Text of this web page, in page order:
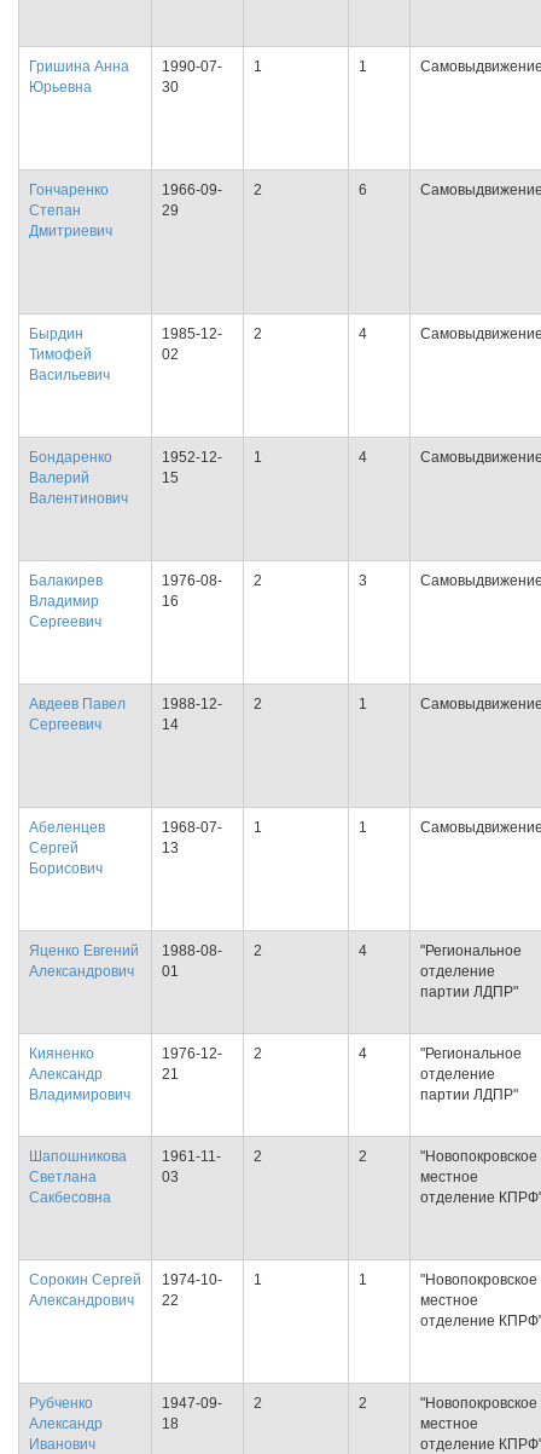
Гришина Анна
Юрьевна
1990-07-
30
1 1
Гончаренко
Степан
Дмитриевич
1966-09-
29
2 6
Бырдин
Тимофей
Васильевич
1985-12-
02
2 4
Бондаренко
Валерий
Валентинович
1952-12-
15
1 4
Балакирев
Владимир
Сергеевич
1976-08-
16
2 3
Авдеев Павел
Сергеевич
1988-12-
14
2 1
Абеленцев
Сергей
Борисович
1968-07-
13
1 1
Яценко Евгений
Александрович
1988-08-
01
2 4
"Региональное
отделение
партии ЛДПР"
Кияненко
Александр
Владимирович
1976-12-
21
2 4
"Региональное
отделение
партии ЛДПР"
Шапошникова
Светлана
Сакбесовна
1961-11-
03
2 2
"Новопокровское
местное
отделение
Сорокин Сергей
Александрович
1974-10-
22
1 1
"Новопокровское
местное
отделение
Рубченко
Александр
Иванович
1947-09-
18
2 2
"Новопокровское
местное
отделение